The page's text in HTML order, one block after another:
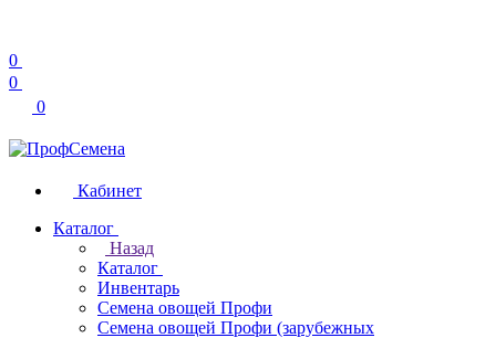
0
0
0
Кабинет
Каталог
Назад
Каталог
Инвентарь
Семена овощей Профи
Семена овощей Профи (зарубежных